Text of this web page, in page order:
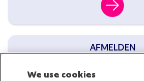
AFMELDEN
dienst gaat
We use cookies